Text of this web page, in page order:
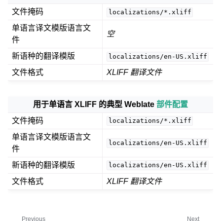
文件掩码 localizations/*.xliff
单语言译文模版语言文
件
空
新语种的翻译模版 localizations/en-US.xliff
文件格式 XLIFF 翻译文件
用于单语言 XLIFF 的典型 Weblate 部件配置
文件掩码
localizations/*.xliff
单语言译文模版语言文
件
localizations/en-US.xliff
新语种的翻译模版 localizations/en-US.xliff
文件格式 XLIFF 翻译文件
Next
Previous